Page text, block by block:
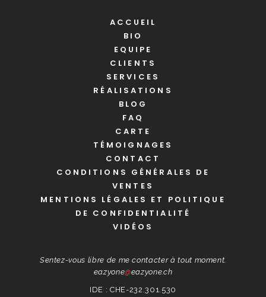
ACCUEIL
BIO
EQUIPE
CLIENTS
SERVICES
RÉALISATIONS
BLOG
FAQ
CARTE
TÉMOIGNAGES
CONTACT
CONDITIONS GÉNÉRALES DE
VENTES
MENTIONS LÉGALES ET POLITIQUE
DE CONFIDENTIALITÉ
VIDÉOS
Sentez-vous libre de me contacter à tout moment.
eazyone@eazyone.ch
IDE : CHE-232.301.530